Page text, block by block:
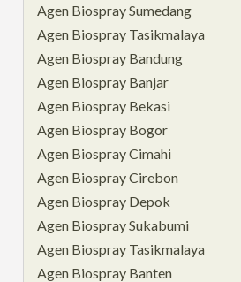
Agen Biospray Sumedang
Agen Biospray Tasikmalaya
Agen Biospray Bandung
Agen Biospray Banjar
Agen Biospray Bekasi
Agen Biospray Bogor
Agen Biospray Cimahi
Agen Biospray Cirebon
Agen Biospray Depok
Agen Biospray Sukabumi
Agen Biospray Tasikmalaya
Agen Biospray Banten